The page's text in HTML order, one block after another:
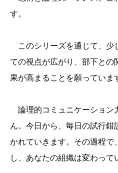
す。
このシリーズを通じて、少
ての視点が広がり、部下との
果が高まることを願っていま
論理的コミュニケーション
ん。今日から、毎日の試行錯
かれていきます。その過程で
し、あなたの組織は変わって